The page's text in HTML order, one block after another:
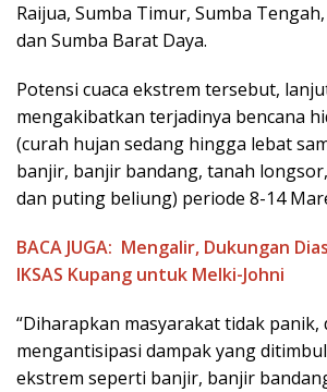
Raijua, Sumba Timur, Sumba
dan Sumba Barat Daya.
Potensi cuaca ekstrem tersebut,
mengakibatkan terjadinya bencana
(curah hujan sedang hingga lebat
banjir, banjir bandang, tanah
dan puting beliung) periode 8-14
BACA JUGA: Mengalir, Dukungan
IKSAS Kupang untuk Melki-Johni
“Diharapkan masyarakat tidak panik,
mengantisipasi dampak yang
ekstrem seperti banjir, banjir